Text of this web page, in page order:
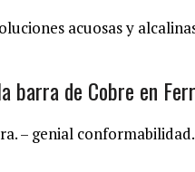
acuosas y
barra de Cobre en
– genial conformabilidad.